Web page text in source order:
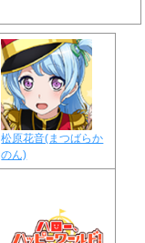
松原花音(まつばらか
のん)